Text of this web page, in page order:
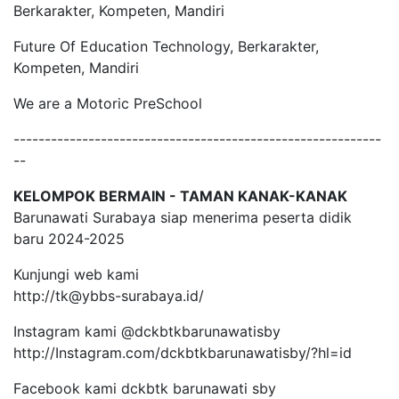
Berkarakter, Kompeten, Mandiri
Future Of Education Technology, Berkarakter,
Kompeten, Mandiri
We are a Motoric PreSchool
-----------------------------------------------------------
--
KELOMPOK BERMAIN - TAMAN KANAK-KANAK
Barunawati Surabaya siap menerima peserta didik
baru 2024-2025
Kunjungi web kami
http://tk@ybbs-surabaya.id/
Instagram kami @dckbtkbarunawatisby
http://Instagram.com/dckbtkbarunawatisby/?hl=id
Facebook kami dckbtk barunawati sby